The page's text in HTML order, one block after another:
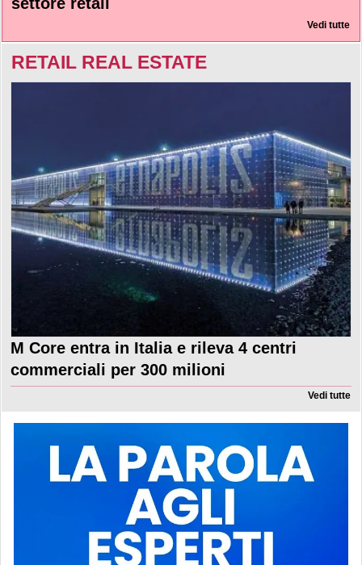
Vedi tutte
RETAIL REAL ESTATE
M Core entra in Italia e rileva 4 centri
commerciali per 300 milioni
Vedi tutte